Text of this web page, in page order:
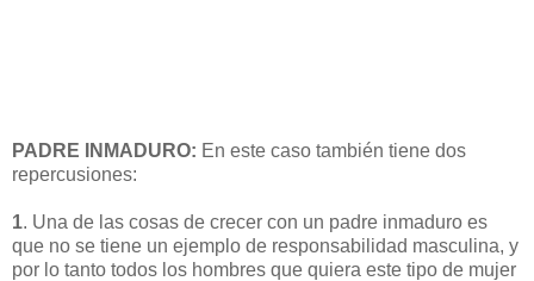
PADRE INMADURO: En este caso también tiene dos
repercusiones:
1. Una de las cosas de crecer con un padre inmaduro es
que no se tiene un ejemplo de responsabilidad masculina, y
por lo tanto todos los hombres que quiera este tipo de mujer